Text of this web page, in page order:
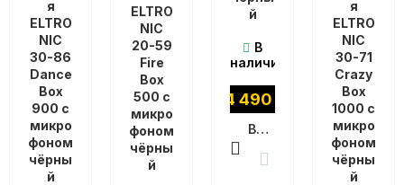
я
ELTRO
NIC
30-86
Dance
Box
900 с
микро
фоном
чёрны
й
ELTRO
NIC
20-59
Fire
Box
500 с
микро
фоном
чёрны
й
й
В
наличии
14 490
В КОРЗИНУ
я
ELTRO
NIC
30-71
Crazy
Box
1000 с
микро
фоном
чёрны
й